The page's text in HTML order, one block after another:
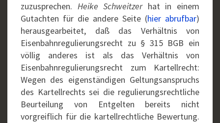
zuzusprechen. Heike Schweitzerhat in einem
Gutachten für die andere Seite (hier abrufbar)
herausgearbeitet, daß das Verhältnis von
Eisenbahnregulierungsrecht zu § 315 BGB ein
völlig anderes ist als das Verhältnis von
Eisenbahnregulierungsrecht zum Kartellrecht:
Wegen des eigenständigen Geltungsanspruchs
des Kartellrechts sei die regulierungsrechtliche
Beurteilung von Entgelten bereits nicht
vorgreiflich für die kartellrechtliche Bewertung.